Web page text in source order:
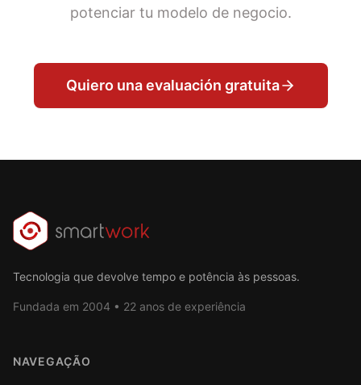
potenciar tu modelo de negocio.
Quiero una evaluación gratuita
Tecnologia que devolve tempo e potência às pessoas.
Fundada em 2004 • 22 anos de experiência
NAVEGAÇÃO